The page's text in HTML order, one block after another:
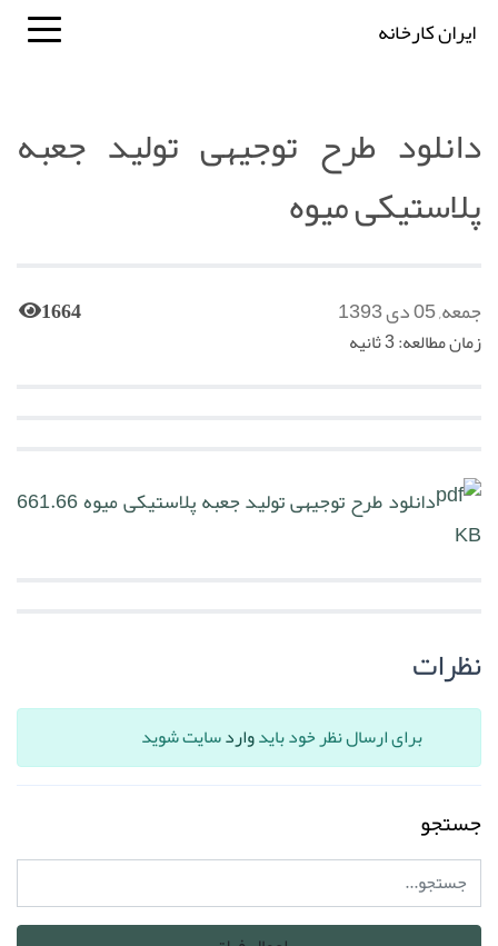
ایران کارخانه
دانلود طرح توجیهی تولید جعبه
پلاستیکی میوه
جمعه, 05 دی 1393 1664
زمان مطالعه: 3 ثانیه
دانلود طرح توجیهی تولید جعبه پلاستیکی میوه661.66
KB
نظرات
برای ارسال نظر خود بایدواردسایت شوید
جستجو